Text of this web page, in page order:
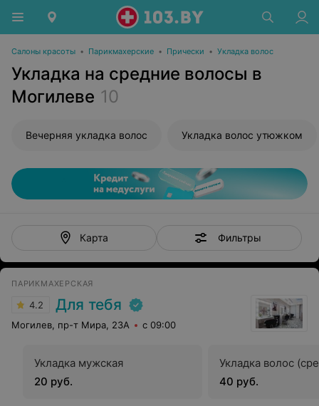
Салоны красоты • Парикмахерские • Прически • Укладка волос
Укладка на средние волосы в
Могилеве 10
Вечерняя укладка волос Укладка волос утюжком
Карта Фильтры
ПАРИКМАХЕРСКАЯ
4.2 Для тебя
Могилев, пр-т Мира, 23А с 09:00
Укладка мужская
20 руб.
Укладка волос
40 руб.